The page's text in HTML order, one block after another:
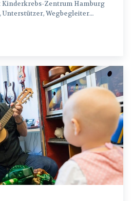
Zentrum Hamburg
Unterstützer, Wegbegleiter...